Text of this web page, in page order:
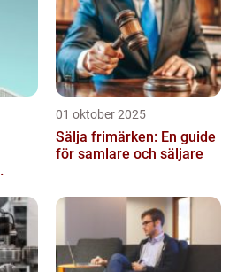
01 oktober 2025
Sälja frimärken: En guide
för samlare och säljare